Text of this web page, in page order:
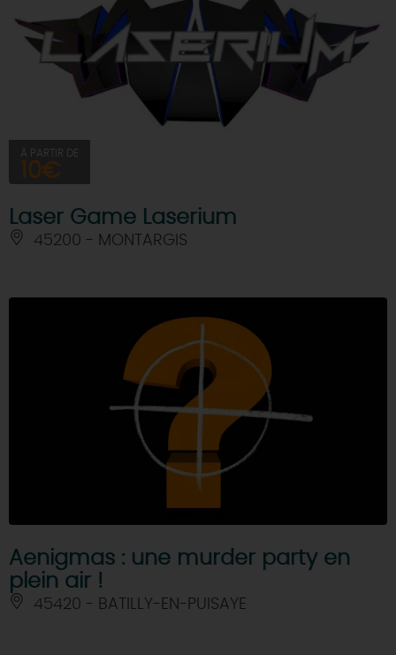
À PARTIR DE
10€
Laser Game Laserium
45200 - MONTARGIS
Aenigmas : une murder party en
plein air !
45420 - BATILLY-EN-PUISAYE